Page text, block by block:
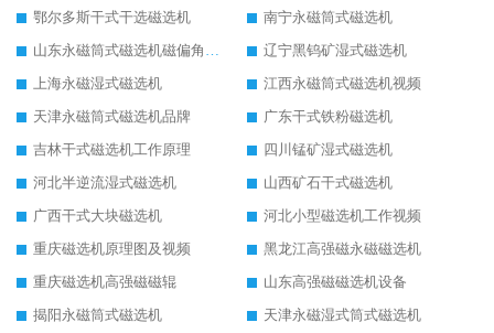
鄂尔多斯干式干选磁选机
南宁永磁筒式磁选机
山东永磁筒式磁选机磁偏角怎么调整
辽宁黑钨矿湿式磁选机
上海永磁湿式磁选机
江西永磁筒式磁选机视频
天津永磁筒式磁选机品牌
广东干式铁粉磁选机
吉林干式磁选机工作原理
四川锰矿湿式磁选机
河北半逆流湿式磁选机
山西矿石干式磁选机
广西干式大块磁选机
河北小型磁选机工作视频
重庆磁选机原理图及视频
黑龙江高强磁永磁磁选机
重庆磁选机高强磁磁辊
山东高强磁磁选机设备
揭阳永磁筒式磁选机
天津永磁湿式筒式磁选机